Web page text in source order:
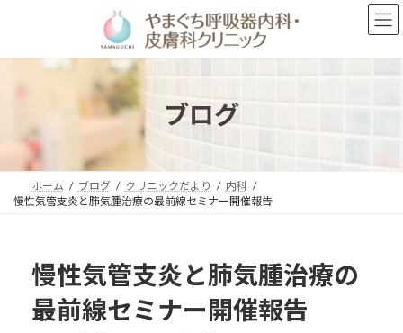
ン
プ
ー
動
ブログ
ホーム ブログ クリニックだより
内科
慢性気管支炎と肺気腫治療の最前線セミナー開催報告
慢性気管支炎と肺気腫治療の
最前線セミナー開催報告